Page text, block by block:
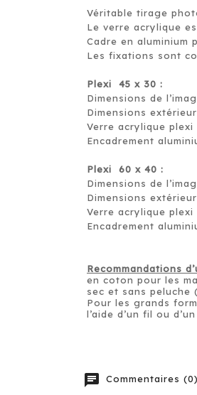
Véritable tirage
Le verre acrylique
Cadre en aluminium
Les fixations sont
Plexi 45 x 30 :
Dimensions de
Dimensions
Verre acrylique plexi
Encadrement
Plexi 60 x 40 :
Dimensions de
Dimensions
Verre acrylique plexi
Encadrement
Recommandations
en coton pour les
sec et sans peluche
Pour les grands
l’aide d’un fil ou
chat Commentaires (0)